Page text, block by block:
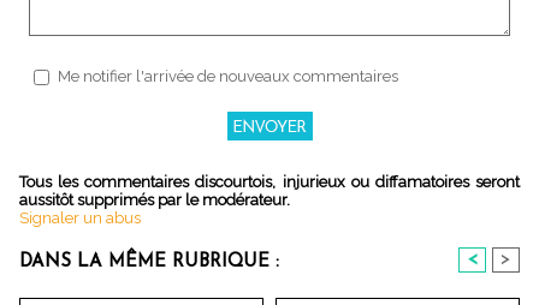
Me notifier l'arrivée de nouveaux commentaires
Tous les commentaires discourtois, injurieux ou diffamatoires seront
aussitôt supprimés par le modérateur.
Signaler un abus
DANS LA MÊME RUBRIQUE : < >